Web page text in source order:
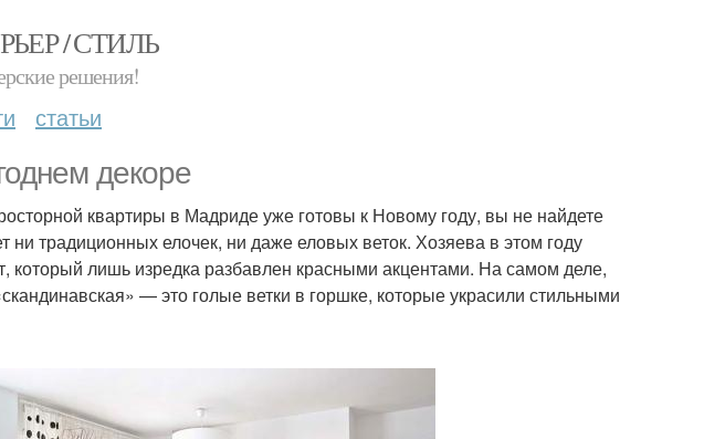
/ СТИЛЬ
решения!
статьи
декоре
квартиры в Мадриде уже готовы к Новому году, вы не найдете
ни традиционных елочек, ни даже еловых веток. Хозяева в этом году
который лишь изредка разбавлен красными акцентами. На самом деле,
— это голые ветки в горшке, которые украсили стильными